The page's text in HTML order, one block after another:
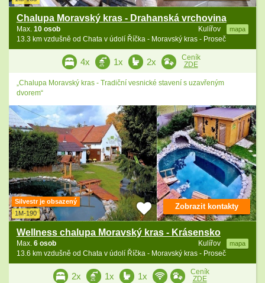
Chalupa Moravský kras - Drahanská vrchovina
Kulířov mapa
Max. 10 osob
13.3 km vzdušně od Chata v údolí Říčka - Moravský kras - Proseč
4x 1x 2x
Ceník
ZDE
„Chalupa Moravský kras - Tradiční vesnické stavení s uzavřeným
dvorem“
Silvestr je obsazený
1M-190
Wellness chalupa Moravský kras - Krásensko
Kulířov mapa
Max. 6 osob
13.6 km vzdušně od Chata v údolí Říčka - Moravský kras - Proseč
Zobrazit kontakty
2x 1x 1x
Ceník
ZDE